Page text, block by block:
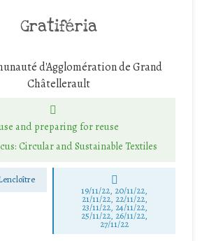
Gratiféria
d'Agglomération de Grand
Châtellerault
and preparing for reuse
Circular and Sustainable Textiles
19/11/22, 20/11/22,
21/11/22, 22/11/22,
23/11/22, 24/11/22,
25/11/22, 26/11/22,
27/11/22